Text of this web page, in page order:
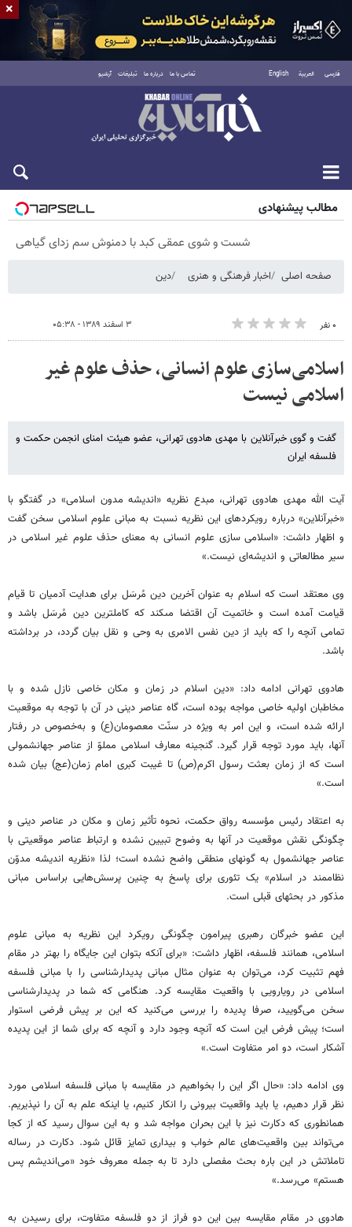
فارسی العربية English تماس با ما درباره ما تبلیغات آرشیو
جمعه ۱۶ مرداد ۱۴۰۵
مطالب پیشنهادی
شست و شوی عمقی کبد با دمنوش سم زدای گیاهی
صفحه اصلی اخبار فرهنگی و هنری دین
۰ نفر ۳ اسفند ۱۳۸۹ - ۰۵:۳۸
اسلامی‌سازی علوم انسانی، حذف علوم غیر
اسلامی نیست
گفت و گوی خبرآنلاین با مهدی هادوی تهرانی، عضو هیئت امنای انجمن حکمت و
فلسفه ایران
آیت الله مهدی هادوی تهرانی، مبدع نظریه «اندیشه مدون اسلامی» در گفتگو با
«خبرآنلاین» درباره رویکردهای این نظریه نسبت به مبانی علوم اسلامی سخن گفت
و اظهار داشت: «اسلامی سازی علوم انسانی به معنای حذف علوم غیر اسلامی در
سیر مطالعاتی و اندیشه‌ای نیست.»
وی معتقد است که اسلام به عنوان آخرین دین مُرسَل براى هدایت آدمیان تا قیام
قیامت آمده است و خاتمیت آن اقتضا مى‏کند که کامل‏ترین دین مُرسَل باشد و
تمامى آنچه را که باید از دین نفس الامرى به وحى و نقل بیان گردد، در برداشته
باشد.
هادوی تهرانی ادامه داد: «دین اسلام در زمان و مکان خاصى نازل شده و با
مخاطبان اولیه‏ خاصى مواجه بوده است، گاه عناصر دینى در آن با توجه به موقعیت
ارائه شده است، و این امر به ویژه در سنّت معصومان‏(ع) و به‌خصوص در رفتار
آنها، باید مورد توجه قرار گیرد. گنجینه معارف اسلامى مملوّ از عناصر جهان‏شمولی
است که از زمان بعثت رسول اکرم‏(ص) تا غیبت کبرى امام زمان(عج) بیان شده
است.»
به اعتقاد رئیس مؤسسه رواق حکمت، نحوه‏ تأثیر زمان و مکان در عناصر دینى و
چگونگى نقش موقعیت در آنها به وضوح تبیین نشده و ارتباط عناصر موقعیتى با
عناصر جهان‏شمول به گونه‏اى منطقى واضح نشده است؛ لذا «نظریه‏ اندیشه مدوّن
نظام‏مند در اسلام» یک تئورى براى پاسخ به چنین پرسش‌‏هایى براساس مبانى
مذکور در بحث‏هاى قبلى است.
این عضو خبرگان رهبری پیرامون چگونگی رویکرد این نظریه به مبانی علوم
اسلامی، همانند فلسفه، اظهار داشت: «برای آنکه بتوان این جایگاه را بهتر در مقام
فهم تثبیت کرد، می‌توان به عنوان مثال مبانی پدیدارشناسی را با مبانی فلسفه
اسلامی در رویارویی با واقعیت مقایسه کرد. هنگامی که شما در پدیدارشناسی
سخن می‌گویید، صرفا پدیده را بررسی می‌کنید که این بر پیش فرضی استوار
است؛ پیش فرض این است که آنچه وجود دارد و آنچه که برای شما از این پدیده
آشکار است، دو امر متفاوت است.»
وی ادامه داد: «حال اگر این را بخواهیم در مقایسه با مبانی فلسفه اسلامی مورد
نظر قرار دهیم، یا باید واقعیت بیرونی را انکار کنیم، یا اینکه علم به آن را نپذیریم.
همانطوری که دکارت نیز با این بحران مواجه شد و به این سوال رسید که از کجا
می‌تواند بین واقعیت‌های عالم خواب و بیداری تمایز قائل شود. دکارت در رساله
تاملاتش در این باره بحث مفصلی دارد تا به جمله معروف خود «می‌اندیشم پس
هستم» می‌رسد.»
هادوی در مقام مقایسه بین این دو فراز از دو فلسفه متفاوت، برای رسیدن به
×